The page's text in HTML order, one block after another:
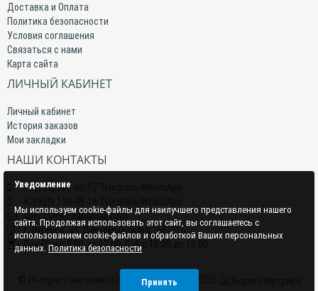
Доставка и Оплата
Политика безопасности
Условия соглашения
Связаться с нами
Карта сайта
ЛИЧНЫЙ КАБИНЕТ
Личный кабинет
История заказов
Мои закладки
НАШИ КОНТАКТЫ
+7(959) 509-02-17 Telegram/WhatsApp
specclimat.lg@gmail.com
г. Луганск, ул. Даргомыжского, 2-Е/216
Пон-Птн с 9:00 до 17:00; Суб с 10:00 до 15:00
© Интернет-магазин «СпецКлимат» 2015–2025.
Уведомление
Мы используем cookie-файлы для наилучшего представления нашего
сайта. Продолжая использовать этот сайт, вы соглашаетесь с
использованием cookie-файлов и обработкой Ваших персональных
данных. Политика безопасности
Принять